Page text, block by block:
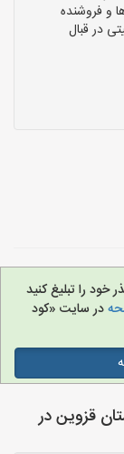
و فروشنده
در قبال
خود را تبلیغ کنید
در سایت «کود
قزوین در